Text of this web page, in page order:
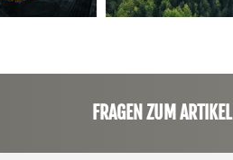
FRAGEN ZUM ARTIKEL